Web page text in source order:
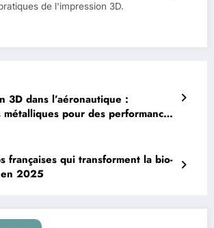
de l'impression 3D.
3D dans l’aéronautique :
pour des performances
françaises qui transforment la bio-
2025